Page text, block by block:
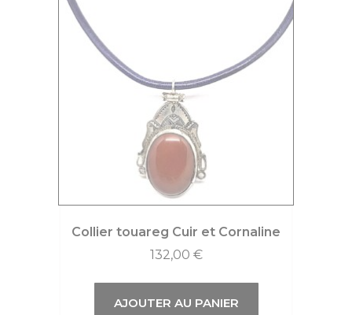
Collier touareg Cuir et Cornaline
132,00 €
AJOUTER AU PANIER